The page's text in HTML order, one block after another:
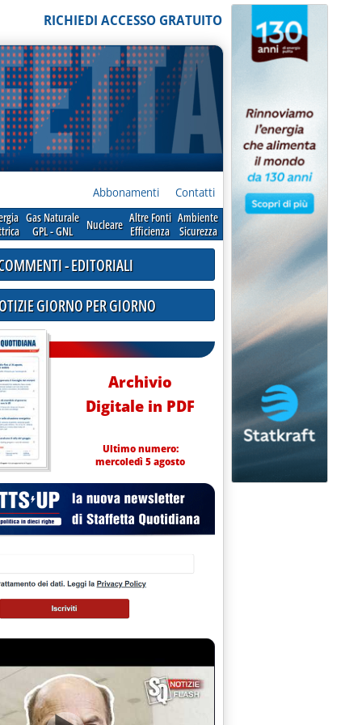
RICHIEDI ACCESSO GRATUITO
Abbonamenti Contatti
Gas Naturale
GPL - GNL
Nucleare Altre Fonti
Efficienza
Ambiente
Sicurezza
- EDITORIALI
GIORNO PER GIORNO
Archivio
Digitale in PDF
Ultimo numero:
mercoledì 5 agosto